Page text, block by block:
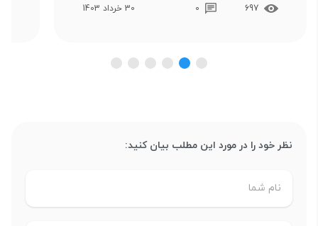
697
0 30 خرداد 1403
نظر خود را در مورد این مطلب بیان کنید: